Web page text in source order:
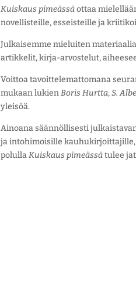
Kuiskaus pimeässäottaa
novellisteille, esseisteille ja
Julkaisemme mieluiten
artikkelit, kirja-arvostelut,
Voittoa tavoittelemattomana
mukaan lukienBoris Hurtta,S.
yleisöä.
Ainoana säännöllisesti
ja intohimoisille kauhukirjoittajille,
polullaKuiskaus pimeässätulee